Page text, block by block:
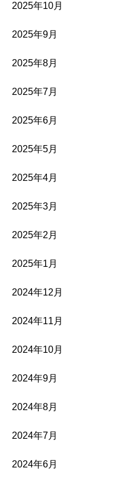
2025年10月
2025年9月
2025年8月
2025年7月
2025年6月
2025年5月
2025年4月
2025年3月
2025年2月
2025年1月
2024年12月
2024年11月
2024年10月
2024年9月
2024年8月
2024年7月
2024年6月